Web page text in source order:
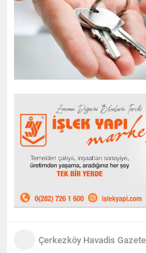
Çerkezköy Havadis